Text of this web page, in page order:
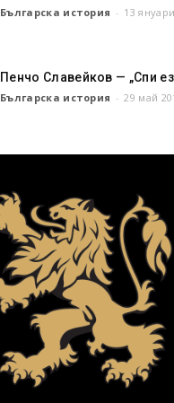
Българска история - 13
Пенчо Славейков — „Спи
Българска история - 29 май